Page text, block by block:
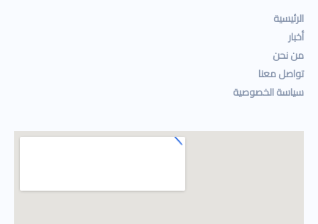
الرئيسية
أخبار
من نحن
تواصل معنا
سياسة الخصوصية